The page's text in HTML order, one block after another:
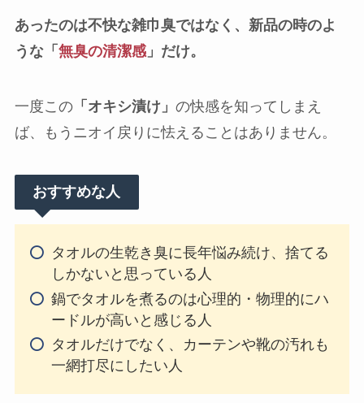
あったのは不快な雑巾臭ではなく、新品の時のよ
うな「 無臭の清潔感」だけ。
一度この「オキシ漬け」 の快感を知ってしまえ
ば、もうニオイ戻りに怯えることはありません。
おすすめな人
タオルの生乾き臭に長年悩み続け、捨てる
しかないと思っている人
鍋でタオルを煮るのは心理的・物理的にハ
ードルが高いと感じる人
タオルだけでなく、カーテンや靴の汚れも
一網打尽にしたい人